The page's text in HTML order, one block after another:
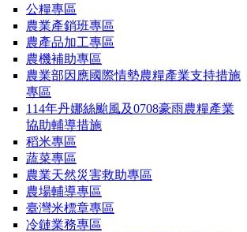
公糧專區
農業產銷班專區
農產品加工專區
農機補助專區
農業部因應國際情勢農糧產業支持措施
專區
114年丹娜絲颱風及0708豪雨農糧產業
協助輔導措施
稻米專區
蔬菜專區
農業天然災害救助專區
農場輔導專區
臺灣米標章專區
冷鏈業務專區